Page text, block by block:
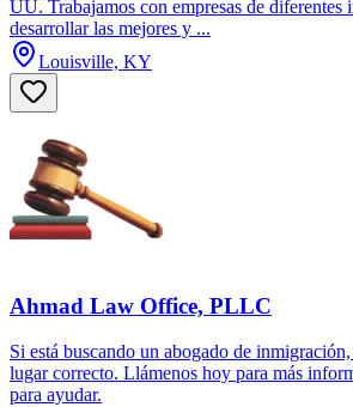
UU. Trabajamos con empresas de diferentes
desarrollar las mejores y ...
Louisville, KY
Ahmad Law Office, PLLC
Si está buscando un abogado de
lugar correcto. Llámenos hoy para más
para ayudar.